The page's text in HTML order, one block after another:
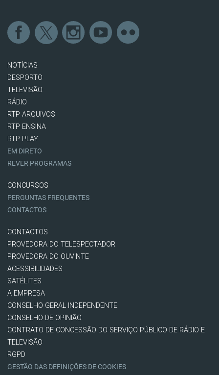
NOTÍCIAS
DESPORTO
TELEVISÃO
RÁDIO
RTP ARQUIVOS
RTP ENSINA
RTP PLAY
EM DIRETO
REVER PROGRAMAS
CONCURSOS
PERGUNTAS FREQUENTES
CONTACTOS
CONTACTOS
PROVEDORA DO TELESPECTADOR
PROVEDORA DO OUVINTE
ACESSIBILIDADES
SATÉLITES
A EMPRESA
CONSELHO GERAL INDEPENDENTE
CONSELHO DE OPINIÃO
CONTRATO DE CONCESSÃO DO SERVIÇO PÚBLICO DE RÁDIO E
TELEVISÃO
RGPD
GESTÃO DAS DEFINIÇÕES DE COOKIES